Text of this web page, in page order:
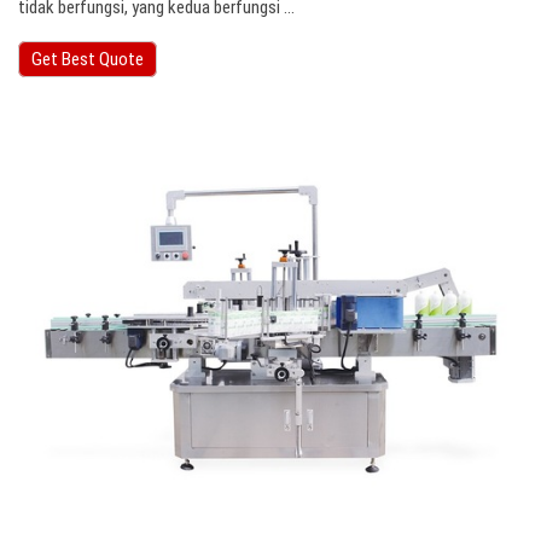
tidak berfungsi, yang kedua berfungsi ...
Get Best Quote